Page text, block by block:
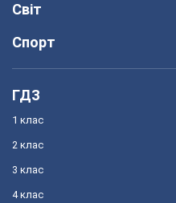
Світ
Спорт
ГДЗ
1 клас
2 клас
3 клас
4 клас